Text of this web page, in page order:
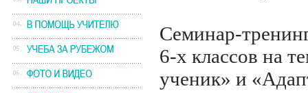
Семинар-
6-х классов на
ученик» и